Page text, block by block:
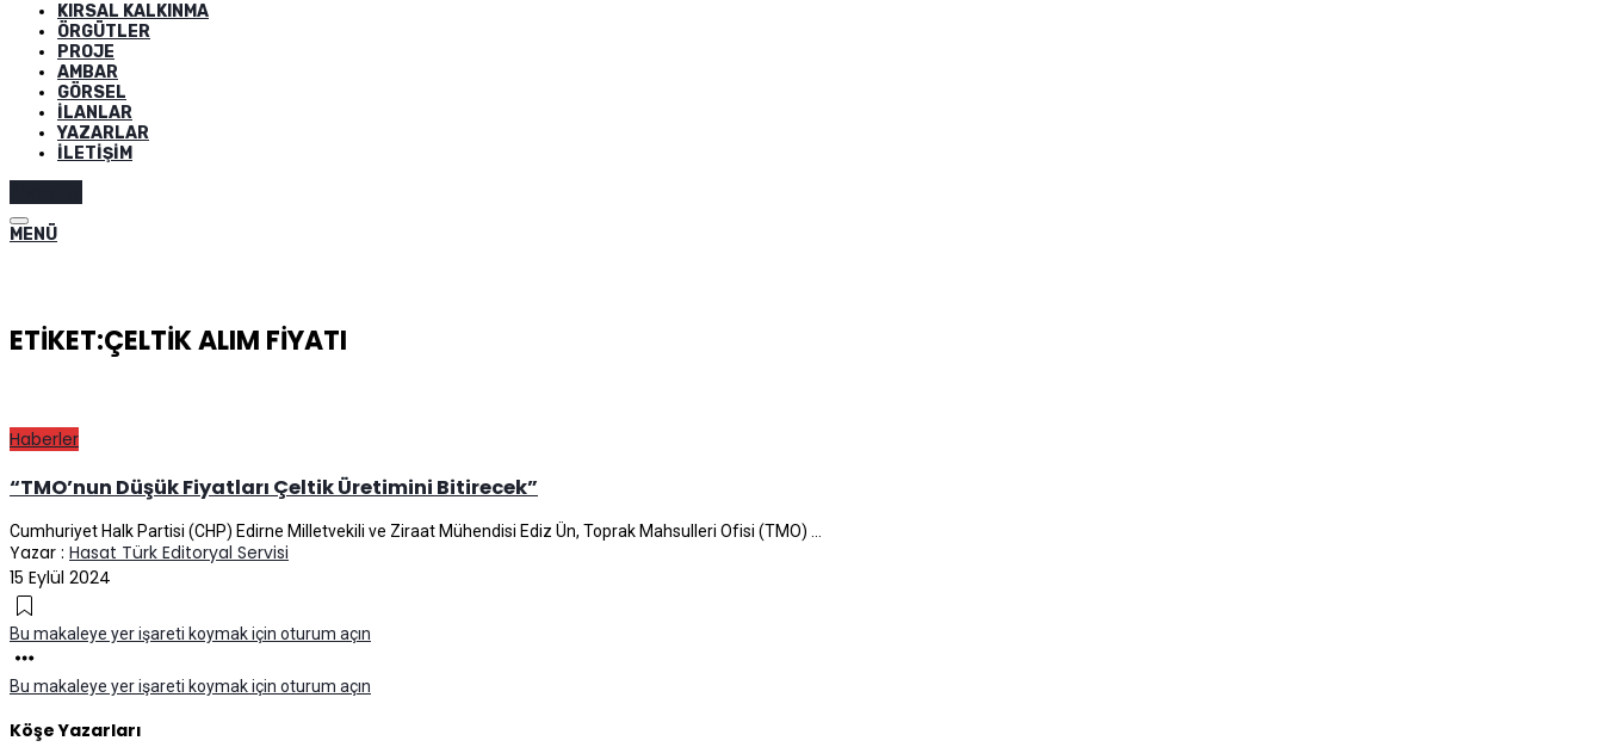
KIRSAL KALKINMA
ÖRGÜTLER
PROJE
AMBAR
GÖRSEL
İLANLAR
YAZARLAR
İLETIŞIM
MENÜ
ETIKET:ÇELTIK ALIM FIYATI
Haberler
“TMO’nun Düşük Fiyatları Çeltik Üretimini Bitirecek”
Cumhuriyet Halk Partisi (CHP) Edirne Milletvekili ve Ziraat Mühendisi Ediz Ün, Toprak Mahsulleri Ofisi (TMO) ...
Yazar : Hasat Türk Editoryal Servisi
15 Eylül 2024
Bu makaleye yer işareti koymak için oturum açın
Bu makaleye yer işareti koymak için oturum açın
Köşe Yazarları